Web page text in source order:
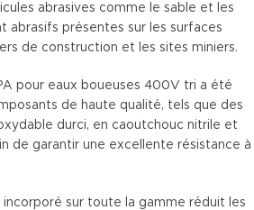
abrasives comme le sable et les
abrasifs présentes sur les surfaces
de construction et les sites miniers.
pour eaux boueuses 400V tri a été
de haute qualité, tels que des
durci, en caoutchouc nitrile et
de garantir une excellente résistance à
sur toute la gamme réduit les